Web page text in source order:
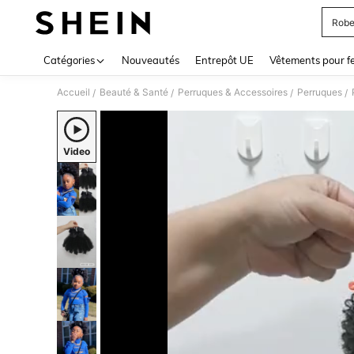
Catégories Nouveautés Entrepôt UE Vêtements pour
Accueil / Beauté & Santé / Perruques & Accessoires / Perruques /
Video